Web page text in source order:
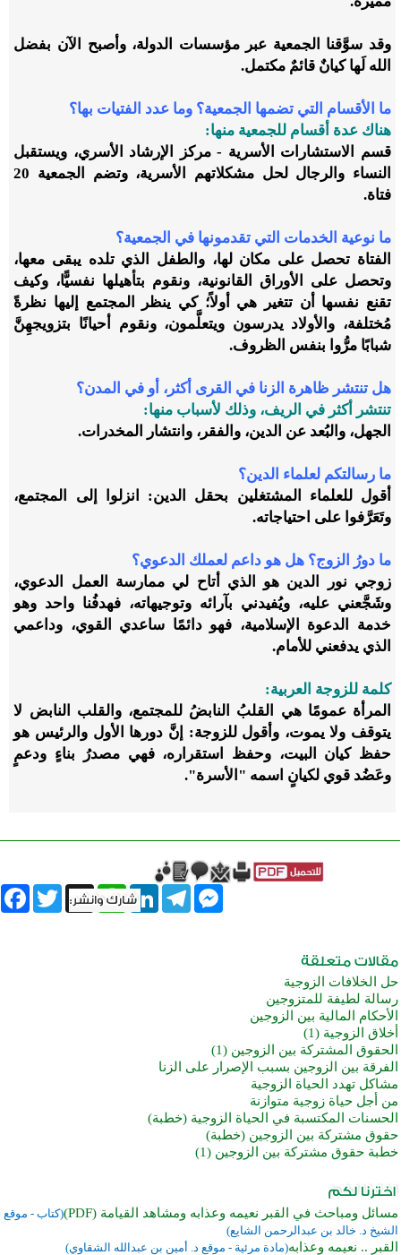
وقد سوَّقنا الجمعية عبر مؤسسات الدولة، وأصبح الآن بفضل
الله لَها كيانٌ قائمٌ مكتمل.
ما الأقسام التي تضمها الجمعية؟ وما عدد الفتيات بها؟
هناك عدة أقسام للجمعية منها:
قسم الاستشارات الأسرية - مركز الإرشاد الأسري، ويستقبل
النساء والرجال لحل مشكلاتهم الأسرية، وتضم الجمعية 20
فتاة.
ما نوعية الخدمات التي تقدمونها في الجمعية؟
الفتاة تحصل على مكان لها، والطفل الذي تلده يبقى معها،
وتحصل على الأوراق القانونية، ونقوم بتأهيلها نفسيًّا، وكيف
تقنع نفسها أن تتغير هي أولاً؛ كي ينظر المجتمع إليها نظرةً
مُختلفة، والأولاد يدرسون ويتعلَّمون، ونقوم أحيانًا بتزويجهِنَّ
شبابًا مرُّوا بنفس الظروف.
هل تنتشر ظاهرة الزنا في القرى أكثر، أو في المدن؟
تنتشر أكثر في الريف، وذلك لأسباب منها:
الجهل، والبُعد عن الدين، والفقر، وانتشار المخدرات.
ما رسالتكم لعلماء الدين؟
أقول للعلماء المشتغلين بحقل الدين: انزلوا إلى المجتمع،
وتَعَرَّفوا على احتياجاته.
ما دورُ الزوج؟ هل هو داعم لعملك الدعوي؟
زوجي نور الدين هو الذي أتاح لي ممارسة العمل الدعوي،
وشَجَّعني عليه، ويُفيدني بآرائه وتوجيهاته، فهدفُنا واحد وهو
خدمة الدعوة الإسلامية، فهو دائمًا ساعدي القوي، وداعمي
الذي يدفعني للأمام.
كلمة للزوجة العربية:
المرأة عمومًا هي القلبُ النابضُ للمجتمع، والقلب النابض لا
يتوقف ولا يموت، وأقول للزوجة: إنَّ دورها الأول والرئيس هو
حفظ كيان البيت، وحفظ استقراره، فهي مصدرُ بناءٍ ودعمٍ
وعَضُد قوي لكيانٍ اسمه "الأسرة".
Twitter X
WhatsAppLinkedInTelegram
Messenger
حل الخلافات الزوجية
رسالة لطيفة للمتزوجين
الأحكام المالية بين الزوجين
أخلاق الزوجية (1)
الحقوق المشتركة بين الزوجين (1)
الفرقة بين الزوجين بسبب الإصرار على الزنا
مشاكل تهدد الحياة الزوجية
من أجل حياة زوجية متوازنة
الحسنات المكتسبة في الحياة الزوجية (خطبة)
حقوق مشتركة بين الزوجين (خطبة)
خطبة حقوق مشتركة بين الزوجين (1)
مسائل ومباحث في القبر نعيمه وعذابه ومشاهد القيامة (PDF)
(كتاب - موقع
الشيخ د. خالد بن عبدالرحمن الشايع)
القبر .. نعيمه وعذابه(مادة مرئية - موقع د. أمين بن عبدالله الشقاوي)